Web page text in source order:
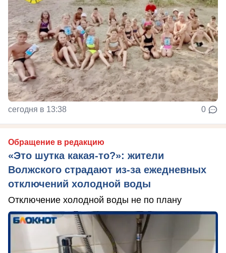
сегодня в 13:38 0
Обращение в редакцию
«Это шутка какая-то?»: жители
Волжского страдают из‑за ежедневных
отключений холодной воды
Отключение холодной воды не по плану